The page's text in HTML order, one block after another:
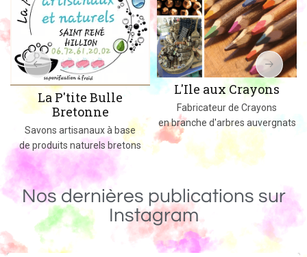
L'Ile aux Crayons
Fabricateur de Crayons
en branche d'arbres auvergnats
Un Monde de Bois
Des jeux, jouets et objets en bois
massif fabriqués dans le 02
Nos dernières publications sur
Instagram